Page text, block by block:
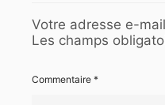
Votre adresse e-
Les champs
Commentaire *